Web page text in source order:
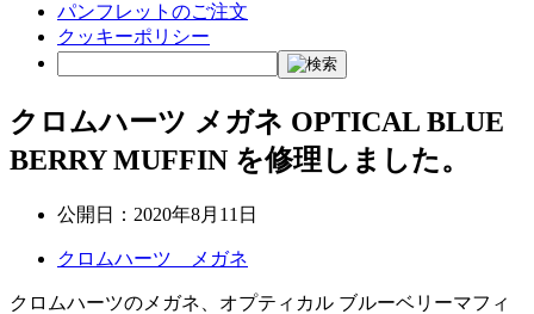
パンフレットのご注文
クッキーポリシー
クロムハーツ メガネ OPTICAL BLUE
BERRY MUFFIN を修理しました。
公開日： 2020年8月11日
クロムハーツ メガネ
クロムハーツのメガネ、オプティカル ブルーベリーマフィ